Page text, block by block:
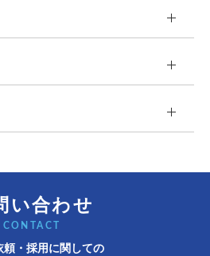
い合わせ
CONTACT
頼・採用に関しての